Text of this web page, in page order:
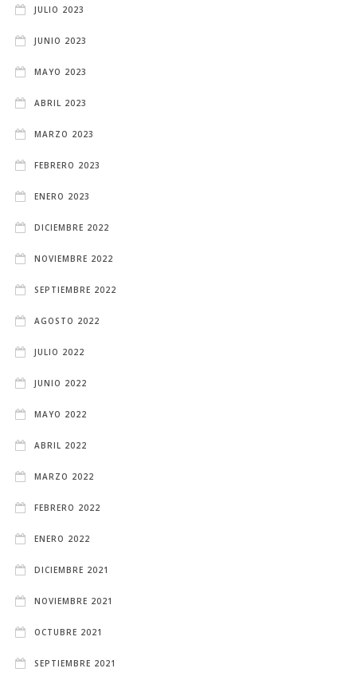
JULIO 2023
JUNIO 2023
MAYO 2023
ABRIL 2023
MARZO 2023
FEBRERO 2023
ENERO 2023
DICIEMBRE 2022
NOVIEMBRE 2022
SEPTIEMBRE 2022
AGOSTO 2022
JULIO 2022
JUNIO 2022
MAYO 2022
ABRIL 2022
MARZO 2022
FEBRERO 2022
ENERO 2022
DICIEMBRE 2021
NOVIEMBRE 2021
OCTUBRE 2021
SEPTIEMBRE 2021